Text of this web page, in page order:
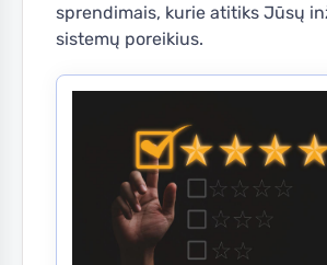
sprendimais, kurie atitiks Jūsų
sistemų poreikius.